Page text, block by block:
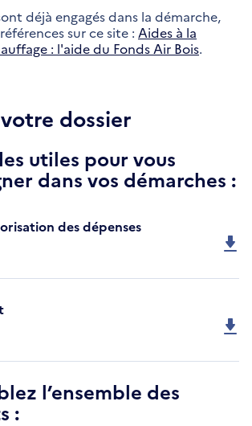
déjà engagés dans la démarche,
sur ce site : Aides à la
: l'aide du Fonds Air Bois.
dossier
utiles pour vous
dans vos démarches :
des dépenses
l’ensemble des
: